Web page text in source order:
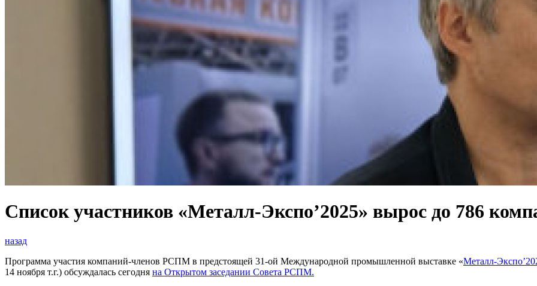
Список участников «Металл-Экспо’2025» вырос до 786
назад
Программа участия компаний-членов РСПМ в предстоящей 31-ой Международной промышленной выставке «Металл-
14 ноября т.г.) обсуждалась сегодня на Открытом заседании Совета РСПМ.